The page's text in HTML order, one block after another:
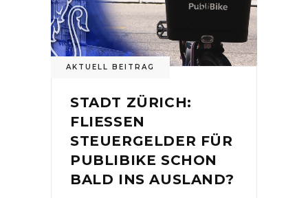
AKTUELL BEITRAG
STADT ZÜRICH:
FLIESSEN
STEUERGELDER FÜR
PUBLIBIKE SCHON
BALD INS AUSLAND?